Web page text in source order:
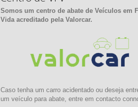
Somos um centro de abate de Veículos em
Vida acreditado pela Valorcar.
Caso tenha um carro acidentado ou deseja
um veículo para abate, entre em contacto